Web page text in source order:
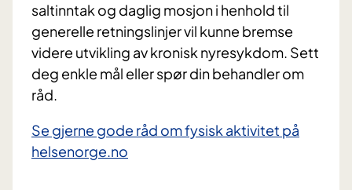
saltinntak og daglig mosjon i henhold til
generelle retningslinjer vil kunne bremse
videre utvikling av kronisk nyresykdom. Sett
deg enkle mål eller spør din behandler om
råd.
Se gjerne gode råd om fysisk aktivitet på
helsenorge.no